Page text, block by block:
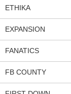
ETHIKA
EXPANSION
FANATICS
FB COUNTY